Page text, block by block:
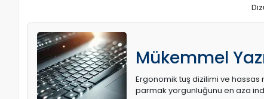
Mükemmel
Ergonomik tuş dizilimi ve hassas
parmak yorgunluğunu en aza